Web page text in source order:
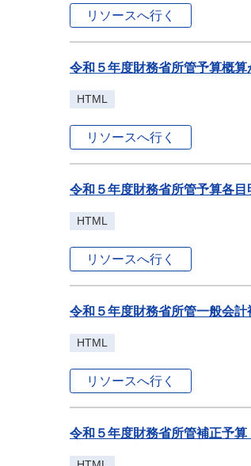
リソースへ行く
令和５年度財務省所管予算概算
HTML
リソースへ行く
令和５年度財務省所管予算各目
HTML
リソースへ行く
令和５年度財務省所管一般会
HTML
リソースへ行く
令和５年度財務省所管補正予